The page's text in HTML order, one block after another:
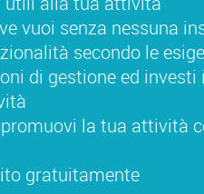
vuoi senza nessuna
secondo le
di gestione ed
la tua attività
gratuitamente